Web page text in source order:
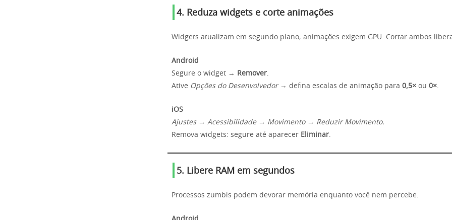
4. Reduza widgets e corte animações
Widgets atualizam em segundo plano; animações exigem GPU. Cortar ambos
Android
Segure o widget →
Remover.
Ative Opções do Desenvolvedor→ defina escalas de animação para 0,5× ou 0×.
iOS
Ajustes → Acessibilidade → Movimento → Reduzir Movimento.
Remova widgets: segure até aparecer Eliminar.
5. Libere RAM em segundos
Processos zumbis podem devorar memória enquanto você nem percebe.